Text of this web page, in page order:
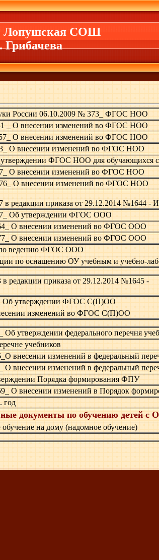
СОШ
России 06.10.2009 № 373_ ФГОС НОО
_ О внесении изменений во ФГОС НОО
О внесении изменений во ФГОС НОО
О внесении изменений во ФГОС НОО
ФГОС НОО для обучающихся
О внесении изменений во ФГОС НОО
О внесении изменений во ФГОС НОО
в редакции приказа от 29.12.2014
Об утверждении ФГОС ООО
О внесении изменений во ФГОС ООО
О внесении изменений во ФГОС ООО
по ведению ФГОС ООО
по оснащению ОУ учебным и учебно-
редакции приказа от 29.12.2014 №1645 -
Об утверждении ФГОС С(П)ОО
изменений во ФГОС С(П)ОО
утверждении федерального перечня
учебников
внесении изменений в федеральный
внесении изменений в федеральный
Порядка формирования ФПУ
О внесении изменений в Порядок
год
документы по обучению детей с
на дому (надомное обучение)